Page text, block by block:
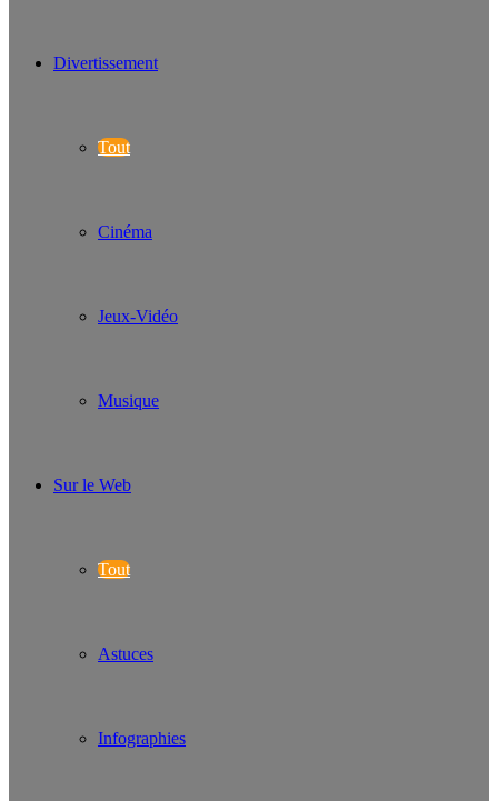
Divertissement
Tout
Cinéma
Jeux-Vidéo
Musique
Sur le Web
Tout
Astuces
Infographies